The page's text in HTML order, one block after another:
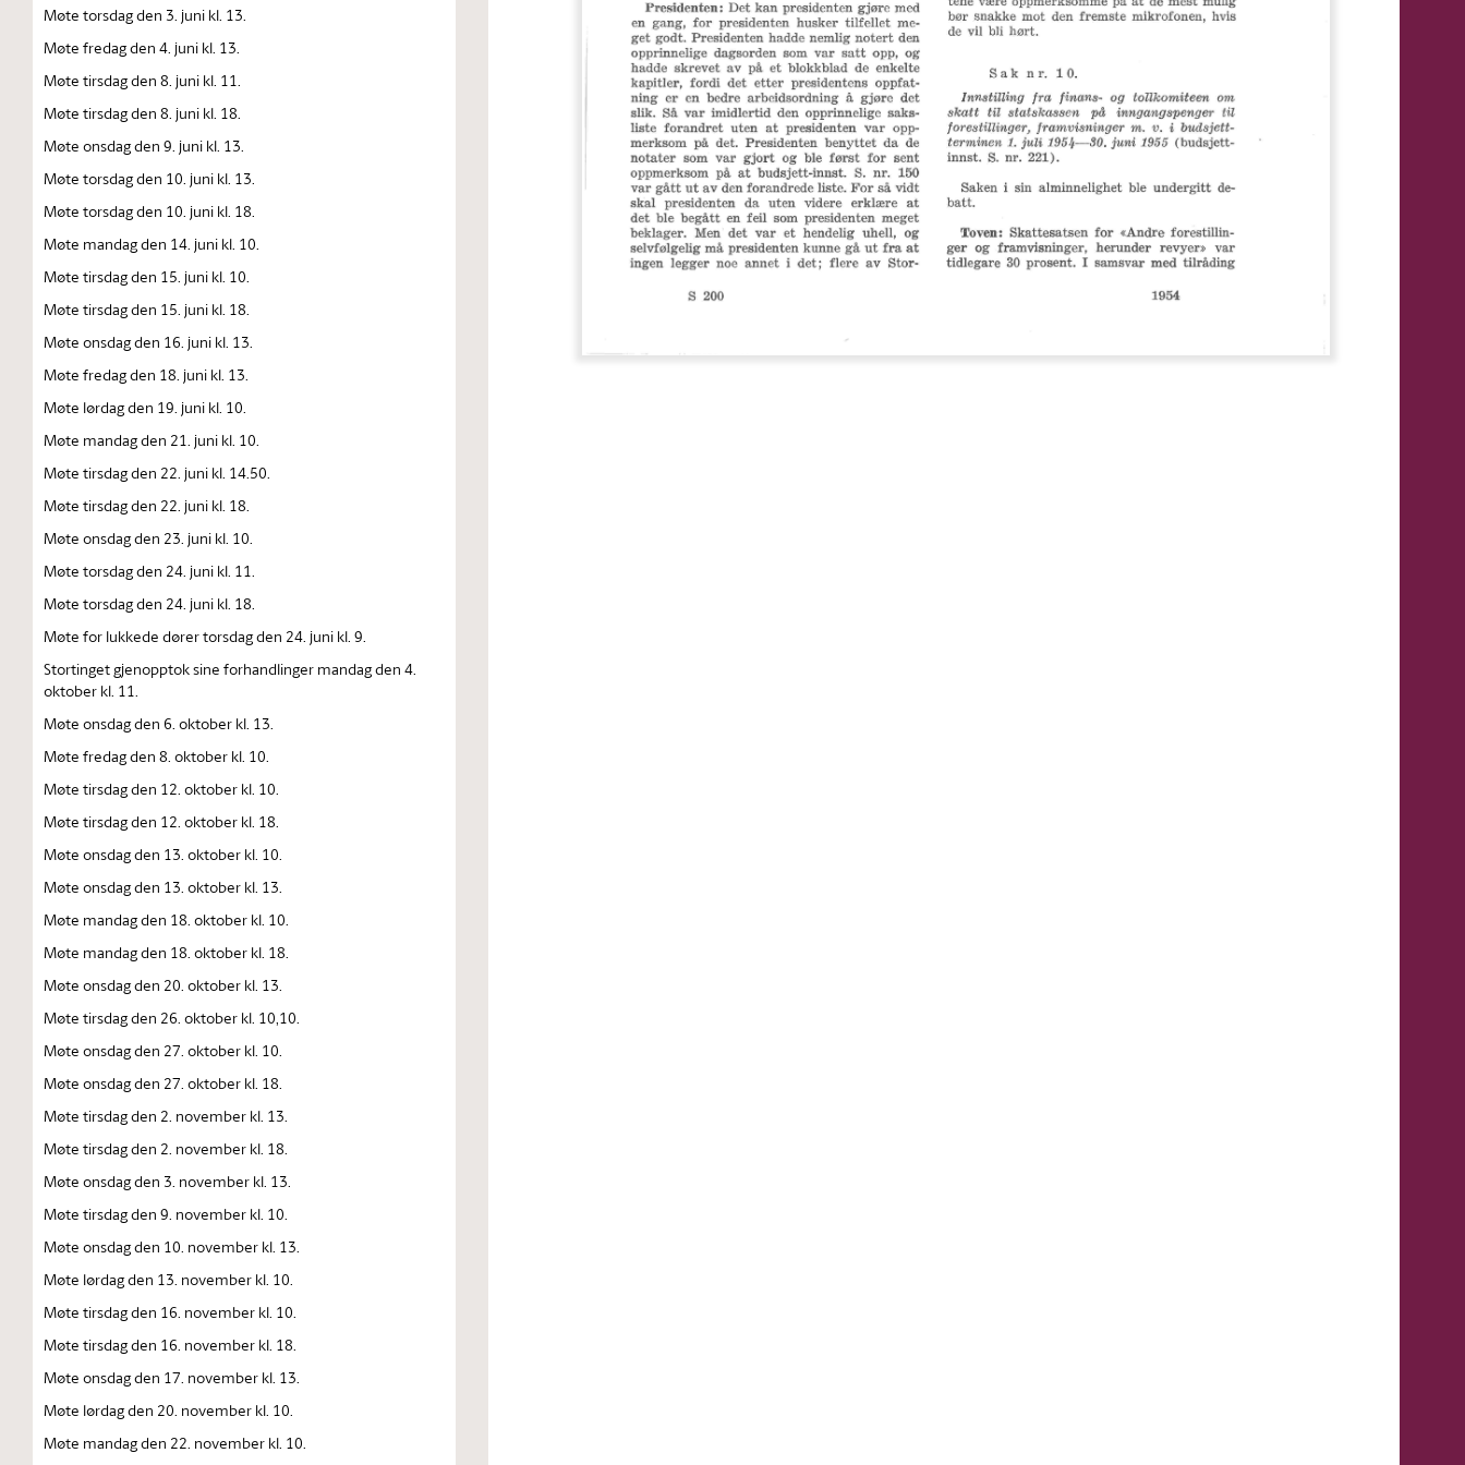
Møte torsdag den 3. juni kl. 13.
Møte fredag den 4. juni kl. 13.
Møte tirsdag den 8. juni kl. 11.
Møte tirsdag den 8. juni kl. 18.
Møte onsdag den 9. juni kl. 13.
Møte torsdag den 10. juni kl. 13.
Møte torsdag den 10. juni kl. 18.
Møte mandag den 14. juni kl. 10.
Møte tirsdag den 15. juni kl. 10.
Møte tirsdag den 15. juni kl. 18.
Møte onsdag den 16. juni kl. 13.
Møte fredag den 18. juni kl. 13.
Møte lørdag den 19. juni kl. 10.
Møte mandag den 21. juni kl. 10.
Møte tirsdag den 22. juni kl. 14.50.
Møte tirsdag den 22. juni kl. 18.
Møte onsdag den 23. juni kl. 10.
Møte torsdag den 24. juni kl. 11.
Møte torsdag den 24. juni kl. 18.
Møte for lukkede dører torsdag den 24. juni kl. 9.
Stortinget gjenopptok sine forhandlinger mandag den 4.
oktober kl. 11.
Møte onsdag den 6. oktober kl. 13.
Møte fredag den 8. oktober kl. 10.
Møte tirsdag den 12. oktober kl. 10.
Møte tirsdag den 12. oktober kl. 18.
Møte onsdag den 13. oktober kl. 10.
Møte onsdag den 13. oktober kl. 13.
Møte mandag den 18. oktober kl. 10.
Møte mandag den 18. oktober kl. 18.
Møte onsdag den 20. oktober kl. 13.
Møte tirsdag den 26. oktober kl. 10,10.
Møte onsdag den 27. oktober kl. 10.
Møte onsdag den 27. oktober kl. 18.
Møte tirsdag den 2. november kl. 13.
Møte tirsdag den 2. november kl. 18.
Møte onsdag den 3. november kl. 13.
Møte tirsdag den 9. november kl. 10.
Møte onsdag den 10. november kl. 13.
Møte lørdag den 13. november kl. 10.
Møte tirsdag den 16. november kl. 10.
Møte tirsdag den 16. november kl. 18.
Møte onsdag den 17. november kl. 13.
Møte lørdag den 20. november kl. 10.
Møte mandag den 22. november kl. 10.